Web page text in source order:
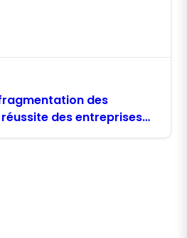
des
des entreprises
domaine de l'IA